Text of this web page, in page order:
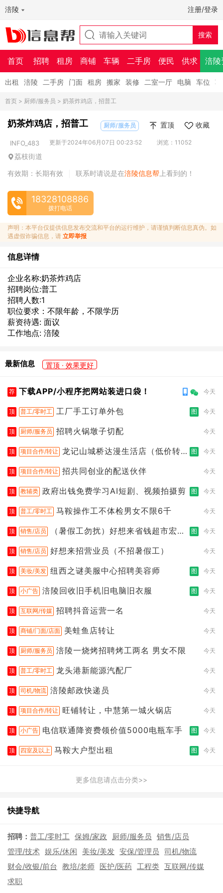
涪陵 注册/登录
首页 招聘 租房 商铺 车辆 二手房 便民 供求 涪陵
出租 涪陵 二手房 门面 租房 搬家 装修 二室一厅 电脑 车位
首页 > 厨师/服务员 > 奶茶炸鸡店，招普工
奶茶炸鸡店，招普工 厨师/服务员 置顶 收藏
INFO_483 更新于2024年06月07日 00:23:52 浏览：11052
荔枝街道
有效期：长期有效
联系时请说是在涪陵信息帮 上看到的！
18328108886
拨打电话
声明：本平台仅提供信息发布交流和平台的运行维护，请谨慎判断信息真伪。如
遇虚假诈骗信息，请 立即举报
信息详情
企业名称:奶茶炸鸡店
招聘岗位:普工
招聘人数:1
职位要求：不限年龄，不限学历
薪资待遇: 面议
工作地点: 涪陵
最新信息 置顶 · 效果更好
荐 下载APP/小程序把网站装进口袋！ 今天
顶 普工/零时工 工厂手工订单外包 图 今天
顶 厨师/服务员 招聘火锅墩子切配 今天
顶 项目合作/转让 龙记山城桥达漫生活店（低价转
图 今天
顶 项目合作/转让 招共同创业的配送伙伴 今天
顶 教辅类 政府出钱免费学习AI短剧、视频拍摄剪 图 今天
顶 普工/零时工 马鞍操作工不体检男女不限6千 今天
顶 销售/店员
（暑假工勿扰）好想来省钱超市宏声
图 今天
顶 销售/店员 好想来招营业员（不招暑假工） 今天
顶 美妆/美发 纽西之谜美服中心招聘美容师 图 今天
顶 小广告 涪陵回收旧手机旧电脑旧衣服 图 今天
顶 互联网/传媒 招聘抖音运营一名 今天
顶 商铺/门面/店面 美蛙鱼店转让 今天
顶 厨师/服务员 涪陵一烧烤招聘烤工两名 男女不限 今天
顶 普工/零时工 龙头港新能源汽配厂 今天
顶 司机/物流 涪陵邮政快递员 今天
顶 项目合作/转让 旺铺转让，中慧第一城火锅店 今天
顶 小广告 电信联通降资费领价值5000电瓶车手 图 今天
顶 四室及以上 马鞍大户型出租 图 今天
更多信息请点击分类>>
快捷导航
招聘： 普工/零时工 保姆/家政 厨师/服务员 销售/店员
管理/技术 娱乐/休闲 美妆/美发 安保/管理员 司机/物流
财会/收银/前台 教培/老师 医护/医药 工程类 互联网/传媒
求职